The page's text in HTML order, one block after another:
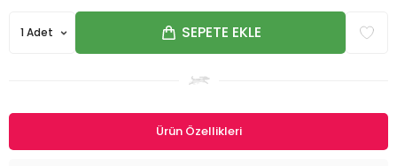
SEPETE EKLE
Ürün Özellikleri